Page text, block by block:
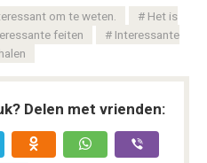
om te weten.
Het is
feiten
Interessante
Delen met vrienden: